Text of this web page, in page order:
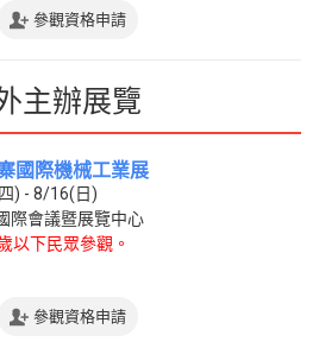
參觀資格申請
主辦展覽
國際機械工業展
) - 8/16(日)
際會議暨展覽中心
以下民眾參觀。
參觀資格申請